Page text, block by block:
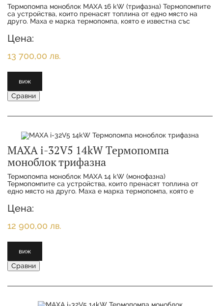
Термопомпа моноблок MAXA 16 kW (трифазна) Термопомпитe
са устройства, които пренасят топлина от едно място на
друго. Maxa е марка термопомпа, която е известна със
Цена:
13 700,00 лв.
виж
Сравни
MAXA i-32V5 14kW Термопомпа
моноблок трифазна
Термопомпа моноблок MAXA 14 kW (монофазна)
Термопомпитe са устройства, които пренасят топлина от
едно място на друго. Maxa е марка термопомпа, която е
Цена:
12 900,00 лв.
виж
Сравни